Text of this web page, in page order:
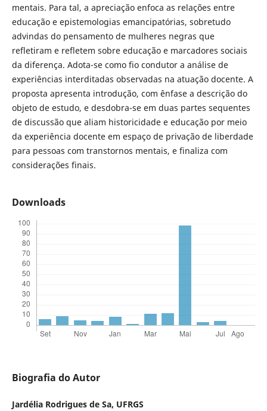
mentais. Para tal, a apreciação enfoca as relações entre
educação e epistemologias emancipatórias, sobretudo
advindas do pensamento de mulheres negras que
refletiram e refletem sobre educação e marcadores sociais
da diferença. Adota-se como fio condutor a análise de
experiências interditadas observadas na atuação docente. A
proposta apresenta introdução, com ênfase a descrição do
objeto de estudo, e desdobra-se em duas partes sequentes
de discussão que aliam historicidade e educação por meio
da experiência docente em espaço de privação de liberdade
para pessoas com transtornos mentais, e finaliza com
considerações finais.
Downloads
Biografia do Autor
Jardélia Rodrigues de Sa, UFRGS